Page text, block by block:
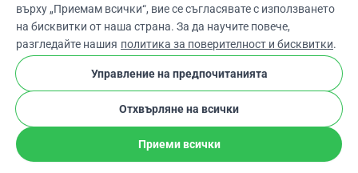
Bgarrow_drop_down
★★★★★4,9 / 5 въз основа на 500+ отзива
WhyDonate
Общи условия
Настройки На Бисквитките
Създадено в Европа stripe check Проверен Партньор
върху „Приемам всички“, вие се съгласявате с използването
на бисквитки от наша страна. За да научите повече,
разгледайте нашия политика за поверителност и бисквитки.
Управление на предпочитанията
Отхвърляне на всички
Приеми всички